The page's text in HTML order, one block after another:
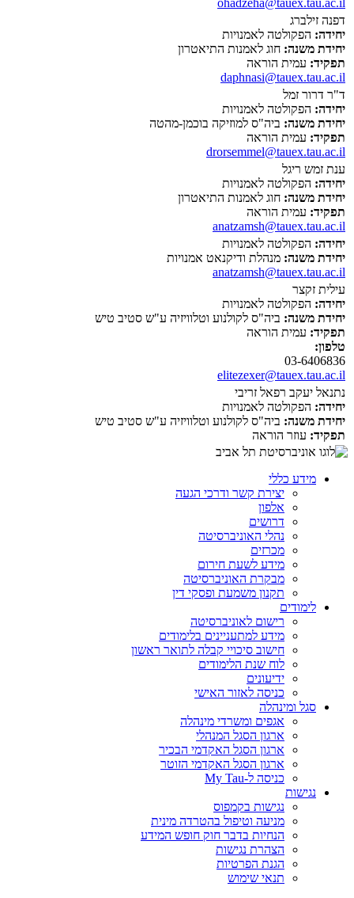
ohadzeha@tauex.tau.ac.il
דפנה זילברג
יחידה: הפקולטה לאמנויות
יחידת משנה: חוג לאמנות התיאטרון
תפקיד: עמית הוראה
daphnasi@tauex.tau.ac.il
ד"ר דרור זמל
יחידה: הפקולטה לאמנויות
יחידת משנה: ביה"ס למוזיקה בוכמן-מהטה
תפקיד: עמית הוראה
drorsemmel@tauex.tau.ac.il
ענת זמש ריגל
יחידה: הפקולטה לאמנויות
יחידת משנה: חוג לאמנות התיאטרון
תפקיד: עמית הוראה
anatzamsh@tauex.tau.ac.il
יחידה: הפקולטה לאמנויות
יחידת משנה: מנהלת ודיקנאט אמנויות
anatzamsh@tauex.tau.ac.il
עילית זקצר
יחידה: הפקולטה לאמנויות
יחידת משנה: ביה"ס לקולנוע וטלוויזיה ע"ש סטיב טיש
תפקיד: עמית הוראה
טלפון:
03-6406836
elitezexer@tauex.tau.ac.il
נתנאל יעקב רפאל זריבי
יחידה: הפקולטה לאמנויות
יחידת משנה: ביה"ס לקולנוע וטלוויזיה ע"ש סטיב טיש
תפקיד: עוזר הוראה
מידע כללי
יצירת קשר ודרכי הגעה
אלפון
דרושים
נהלי האוניברסיטה
מכרזים
מידע לשעת חירום
מבקרת האוניברסיטה
תקנון משמעת ופסקי דין
לימודים
רישום לאוניברסיטה
מידע למתעניינים בלימודים
חישוב סיכויי קבלה לתואר ראשון
לוח שנת הלימודים
ידיעונים
כניסה לאזור האישי
סגל ומינהלה
אגפים ומשרדי מינהלה
ארגון הסגל המנהלי
ארגון הסגל האקדמי הבכיר
ארגון הסגל האקדמי הזוטר
כניסה ל-My Tau
נגישות
נגישות בקמפוס
מניעה וטיפול בהטרדה מינית
הנחיות בדבר חוק חופש המידע
הצהרת נגישות
הגנת הפרטיות
תנאי שימוש